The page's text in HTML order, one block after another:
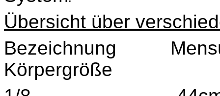
Übersicht über
Bezeichnung
Körpergröße